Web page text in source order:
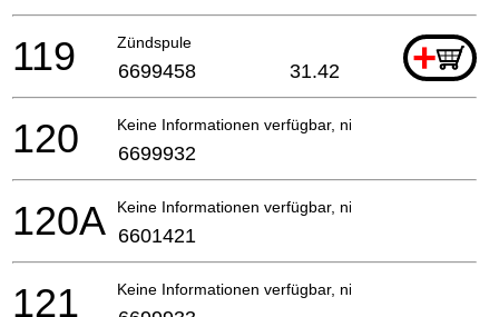
Zündspule +
119 6699458 31.42
Keine Informationen verfügbar, nicht bestellbar
120 6699932
Keine Informationen verfügbar, nicht bestellbar
120A 6601421
Keine Informationen verfügbar, nicht bestellbar
121